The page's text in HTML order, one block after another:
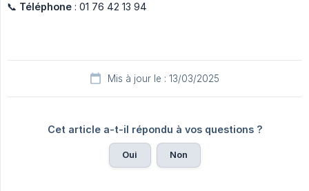
📞 Téléphone : 01 76 42 13 94
Mis à jour le : 13/03/2025
Cet article a-t-il répondu à vos questions ?
Oui Non